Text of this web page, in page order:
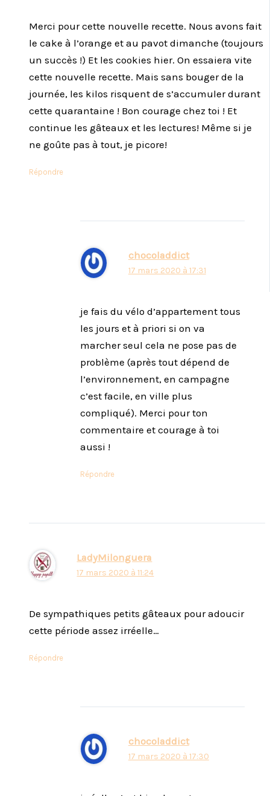
Merci pour cette nouvelle recette. Nous avons fait
le cake à l’orange et au pavot dimanche (toujours
un succès !) Et les cookies hier. On essaiera vite
cette nouvelle recette. Mais sans bouger de la
journée, les kilos risquent de s’accumuler durant
cette quarantaine ! Bon courage chez toi ! Et
continue les gâteaux et les lectures! Même si je
ne goûte pas à tout, je picore!
Répondre
chocoladdict
17 mars 2020 à 17:31
je fais du vélo d’appartement tous
les jours et à priori si on va
marcher seul cela ne pose pas de
problème (après tout dépend de
l’environnement, en campagne
c’est facile, en ville plus
compliqué). Merci pour ton
commentaire et courage à toi
aussi !
Répondre
LadyMilonguera
17 mars 2020 à 11:24
De sympathiques petits gâteaux pour adoucir
cette période assez irréelle…
Répondre
chocoladdict
17 mars 2020 à 17:30